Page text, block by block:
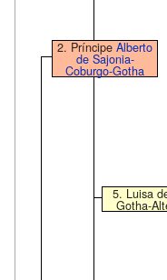
2. PríncipeAlberto
de Sajonia-
Coburgo-Gotha
5. Luisa
Gotha-